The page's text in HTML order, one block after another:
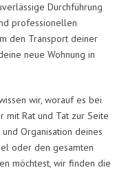
Durchführung
professionellen
den Transport deiner
neue Wohnung in
wir, worauf es bei
mit Rat und Tat zur Seite
Organisation deines
oder den gesamten
möchtest, wir finden die